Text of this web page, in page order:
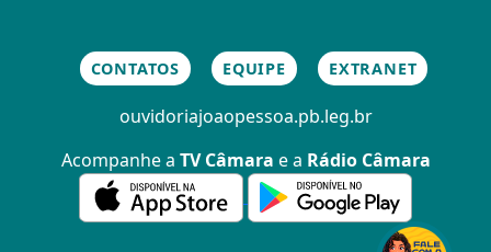
CONTATOS EQUIPE EXTRANET
ouvidoriajoaopessoa.pb.leg.br
Acompanhe a TV Câmara e a Rádio Câmara